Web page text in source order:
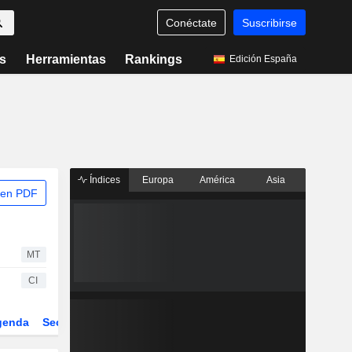
Conéctate Suscribirse
Herramientas Rankings Edición España
PDF
MT
CI
Sector
Índices Europa América Asia